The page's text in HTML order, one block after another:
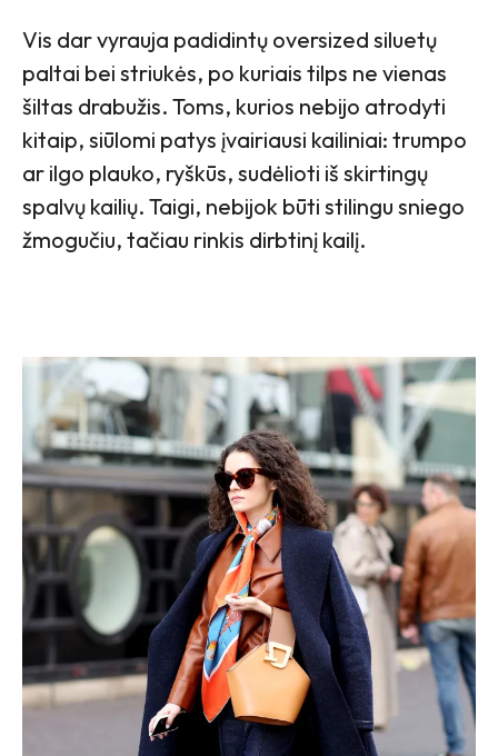
Vis dar vyrauja padidintų oversized siluetų
paltai bei striukės, po kuriais tilps ne vienas
šiltas drabužis. Toms, kurios nebijo atrodyti
kitaip, siūlomi patys įvairiausi kailiniai: trumpo
ar ilgo plauko, ryškūs, sudėlioti iš skirtingų
spalvų kailių. Taigi, nebijok būti stilingu sniego
žmogučiu, tačiau rinkis dirbtinį kailį.